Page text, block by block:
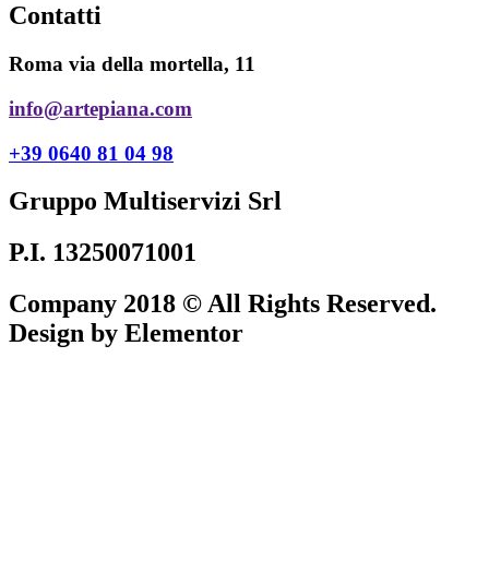
Contatti
Roma via della mortella, 11
info@artepiana.com
+39 0640 81 04 98
Gruppo Multiservizi Srl
P.I. 13250071001
Company 2018 © All Rights Reserved.
Design by Elementor